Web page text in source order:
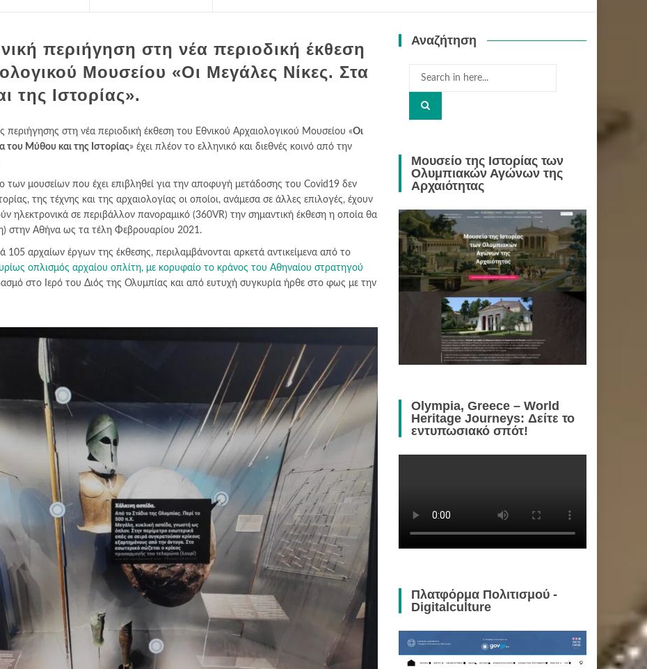
περιήγηση στη νέα περιοδική έκθεση
Μουσείου «Οι Μεγάλες Νίκες. Στα
της Ιστορίας».
στη νέα περιοδική έκθεση του Εθνικού Αρχαιολογικού Μουσείου «Οι
του Μύθου και της Ιστορίας» έχει πλέον το ελληνικό και διεθνές κοινό από την
των μουσείων που έχει επιβληθεί για την αποφυγή μετάδοσης του Covid19 δεν
της τέχνης και της αρχαιολογίας οι οποίοι, ανάμεσα σε άλλες επιλογές, έχουν
ηλεκτρονικά σε περιβάλλον πανοραμικό (360VR) την σημαντική έκθεση η οποία θα
στην Αθήνα ως τα τέλη Φεβρουαρίου 2021.
αρχαίων έργων της έκθεσης, περιλαμβάνονται αρκετά αντικείμενα από το
οπλισμός αρχαίου οπλίτη, με κορυφαίο το κράνος του Αθηναίου στρατηγού
στο Ιερό του Διός της Ολυμπίας και από ευτυχή συγκυρία ήρθε στο φως με την
Αναζήτηση
Search
Μουσείο της Ιστορίας των
Ολυμπιακών Αγώνων της
Αρχαιότητας
Olympia, Greece – World
Heritage Journeys: Δείτε το
εντυπωσιακό σπότ!
Πλατφόρμα Πολιτισμού -
Digitalculture